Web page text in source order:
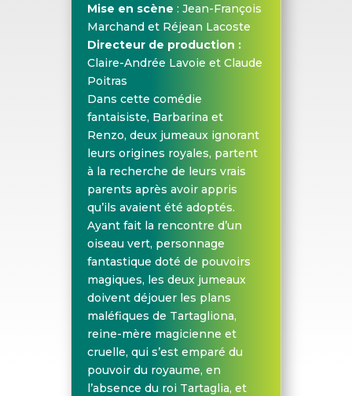
Mise en scène : Jean-François
Marchand et Réjean Lacoste
Directeur de production :
Claire-Andrée Lavoie et Claude
Poitras
Dans cette comédie
fantaisiste, Barbarina et
Renzo, deux jumeaux ignorant
leurs origines royales, partent
à la recherche de leurs vrais
parents après avoir appris
qu’ils avaient été adoptés.
Ayant fait la rencontre d’un
oiseau vert, personnage
fantastique doté de pouvoirs
magiques, les deux jumeaux
doivent déjouer les plans
maléfiques de Tartagliona,
reine-mère magicienne et
cruelle, qui s’est emparé du
pouvoir du royaume, en
l’absence du roi Tartaglia, et